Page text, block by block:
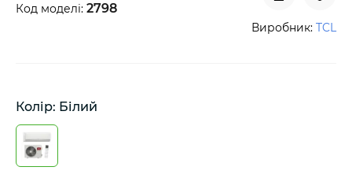
Код моделі: 2798
Виробник: TCL
Колір: Білий